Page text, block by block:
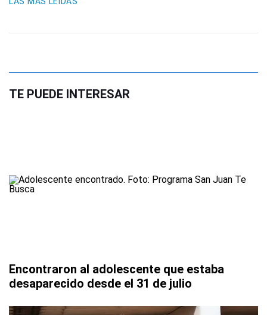
TE PUEDE INTERESAR
Encontraron al adolescente que estaba
desaparecido desde el 31 de julio